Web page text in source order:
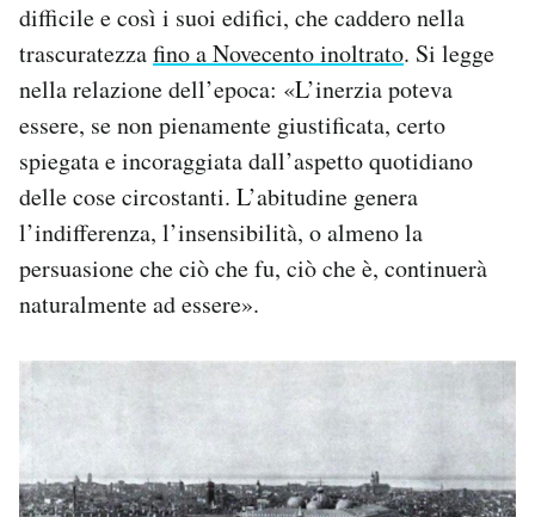
difficile e così i suoi edifici, che caddero nella
trascuratezzafino a Novecento inoltrato. Si legge
nella relazione dell’epoca: «L’inerzia poteva
essere, se non pienamente giustificata, certo
spiegata e incoraggiata dall’aspetto quotidiano
delle cose circostanti. L’abitudine genera
l’indifferenza, l’insensibilità, o almeno la
persuasione che ciò che fu, ciò che è, continuerà
naturalmente ad essere».